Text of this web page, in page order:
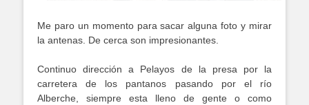
Me paro un momento para sacar alguna foto y mirar
la antenas. De cerca son impresionantes.
Continuo dirección a Pelayos de la presa por la
carretera de los pantanos pasando por el río
Alberche, siempre esta lleno de gente o como